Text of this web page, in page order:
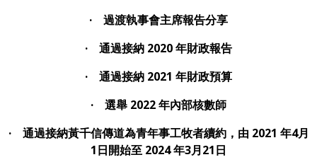
· 過渡執事會主席報告分享
· 通過接納 2020 年財政報告
· 通過接納 2021 年財政預算
· 選舉 2022 年內部核數師
· 通過接納黃千信傳道為青年事工牧者續約，由 2021 年4月
1日開始至 2024 年3月21日